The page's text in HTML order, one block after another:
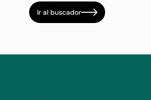
Ir al buscador